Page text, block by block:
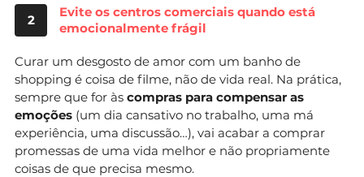
2
Evite os centros comerciais quando está
emocionalmente frágil
Curar um desgosto de amor com um banho de
shopping é coisa de filme, não de vida real. Na prática,
sempre que for às compras para compensar as
emoções (um dia cansativo no trabalho, uma má
experiência, uma discussão…), vai acabar a comprar
promessas de uma vida melhor e não propriamente
coisas de que precisa mesmo.